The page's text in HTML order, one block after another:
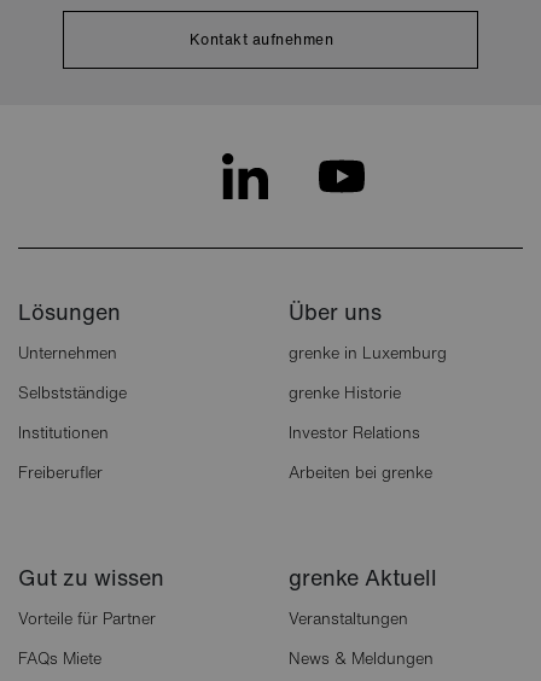
Kontakt aufnehmen
Lösungen
Unternehmen
Selbstständige
Institutionen
Freiberufler
Über uns
grenke in Luxemburg
grenke Historie
Investor Relations
Arbeiten bei grenke
Gut zu wissen
Vorteile für Partner
FAQs Miete
grenke Aktuell
Veranstaltungen
News & Meldungen